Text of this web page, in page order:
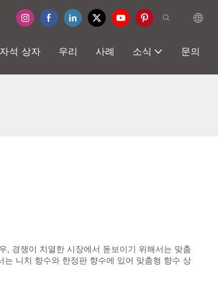
자석 상자 우리 사례 소식 문의
, 경쟁이 치열한 시장에서 돋보이기 위해서는 맞춤
니치 향수와 한정판 향수에 있어 맞춤형 향수 상